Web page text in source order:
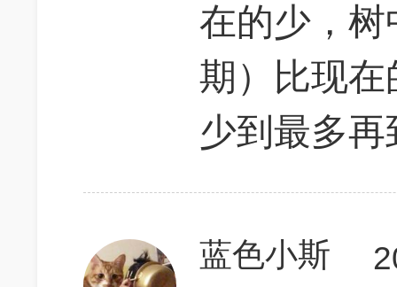
在的少，
期）比现
少到最多
蓝色小斯